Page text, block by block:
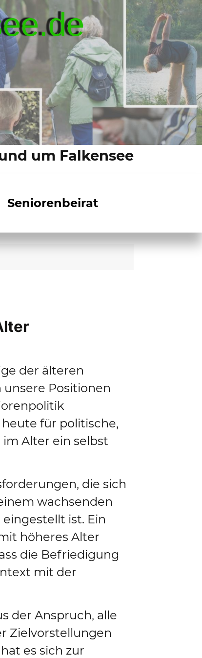
um Falkensee
Seniorenbeirat
der älteren
Positionen
für politische,
Alter ein selbst
die sich
wachsenden
ist. Ein
höheres Alter
die Befriedigung
mit der
der Anspruch, alle
Zielvorstellungen
es sich zur